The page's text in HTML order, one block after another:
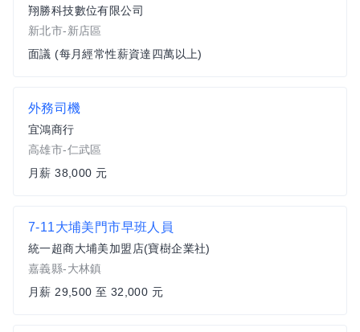
翔勝科技數位有限公司
新北市-新店區
面議 (每月經常性薪資達四萬以上)
外務司機
宜鴻商行
高雄市-仁武區
月薪 38,000 元
7-11大埔美門市早班人員
統一超商大埔美加盟店(寶樹企業社)
嘉義縣-大林鎮
月薪 29,500 至 32,000 元